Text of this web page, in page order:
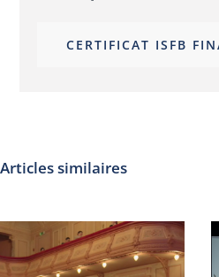
CERTIFICAT ISFB
Articles similaires